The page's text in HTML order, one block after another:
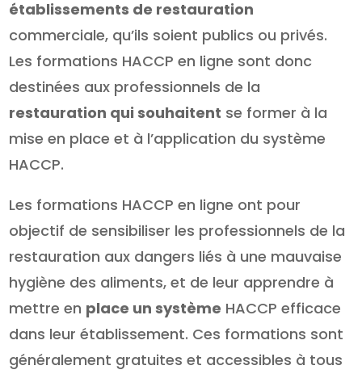
établissements de restauration
commerciale, qu’ils soient publics ou privés.
Les formations HACCP en ligne sont donc
destinées aux professionnels de la
restauration qui souhaitent se former à la
mise en place et à l’application du système
HACCP.
Les formations HACCP en ligne ont pour
objectif de sensibiliser les professionnels de la
restauration aux dangers liés à une mauvaise
hygiène des aliments, et de leur apprendre à
mettre en place un système HACCP efficace
dans leur établissement. Ces formations sont
généralement gratuites et accessibles à tous